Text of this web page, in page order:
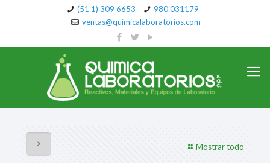
(51 1) 309 6653
980 031179
ventas@quimicalaboratorios.com
Mostrar todo